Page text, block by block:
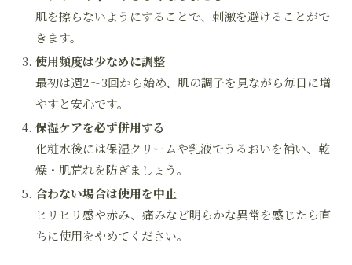
肌を擦らないようにすることで、刺激を避けることがで
きます。
使用頻度は少なめに調整
最初は週2～3回から始め、肌の調子を見ながら毎日に増
やすと安心です。
保湿ケアを必ず併用する
化粧水後には保湿クリームや乳液でうるおいを補い、乾
燥・肌荒れを防ぎましょう。
合わない場合は使用を中止
ヒリヒリ感や赤み、痛みなど明らかな異常を感じたら直
ちに使用をやめてください。